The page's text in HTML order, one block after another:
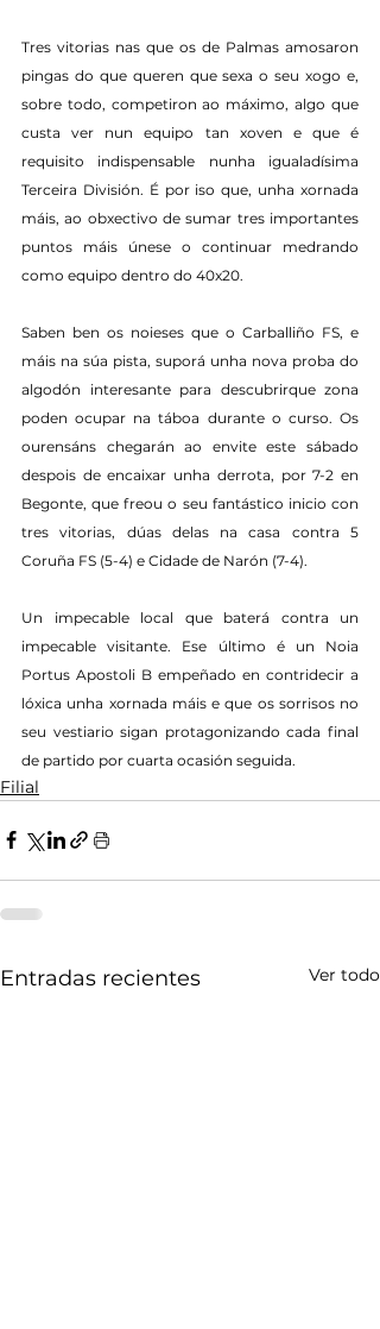
Tres vitorias nas que os de Palmas amosaron
pingas do que queren que sexa o seu xogo e,
sobre todo, competiron ao máximo, algo que
custa ver nun equipo tan xoven e que é
requisito indispensable nunha igualadísima
Terceira División. É por iso que, unha xornada
máis, ao obxectivo de sumar tres importantes
puntos máis únese o continuar medrando
como equipo dentro do 40x20.
Saben ben os noieses que o Carballiño FS, e
máis na súa pista, suporá unha nova proba do
algodón interesante para descubrirque zona
poden ocupar na táboa durante o curso. Os
ourensáns chegarán ao envite este sábado
despois de encaixar unha derrota, por 7-2 en
Begonte, que freou o seu fantástico inicio con
tres vitorias, dúas delas na casa contra 5
Coruña FS (5-4) e Cidade de Narón (7-4).
Un impecable local que baterá contra un
impecable visitante. Ese último é un Noia
Portus Apostoli B empeñado en contridecir a
lóxica unha xornada máis e que os sorrisos no
seu vestiario sigan protagonizando cada final
de partido por cuarta ocasión seguida.
Filial
Entradas recientes Ver todo